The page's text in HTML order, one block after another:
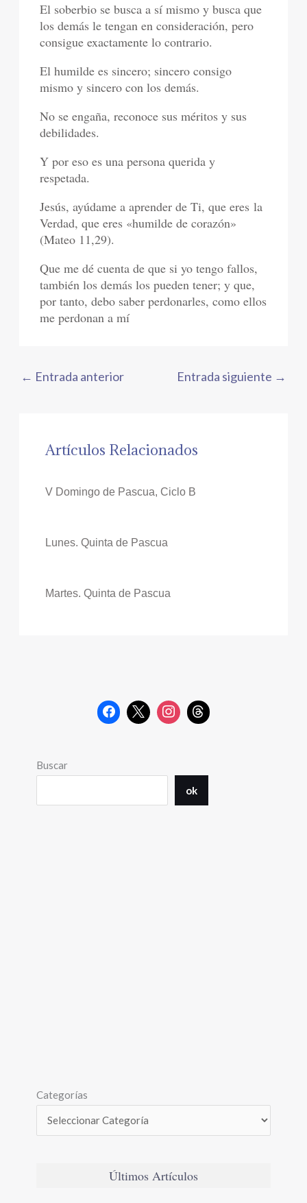
El soberbio se busca a sí mismo y busca que
los demás le tengan en consideración, pero
consigue exactamente lo contrario.
El humilde es sincero; sincero consigo
mismo y sincero con los demás.
No se engaña, reconoce sus méritos y sus
debilidades.
Y por eso es una persona querida y
respetada.
Jesús, ayúdame a aprender de Ti, que eres la
Verdad, que eres «humilde de corazón»
(Mateo 11,29).
Que me dé cuenta de que si yo tengo fallos,
también los demás los pueden tener; y que,
por tanto, debo saber perdonarles, como ellos
me perdonan a mí
← Entrada anterior Entrada siguiente →
Artículos Relacionados
V Domingo de Pascua, Ciclo B
Lunes. Quinta de Pascua
Martes. Quinta de Pascua
Buscar
ok
Categorías
Últimos Artículos